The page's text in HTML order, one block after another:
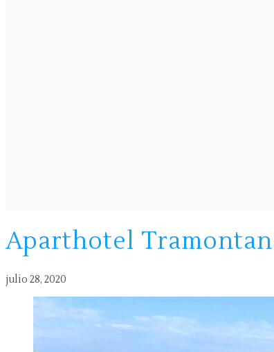
Aparthotel
julio 28, 2020